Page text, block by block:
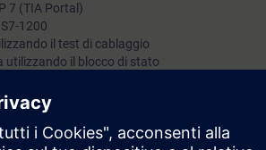
7 (TIA Portal)
1200
il test di cablaggio
utilizzando il blocco di stato
SIMATIC S7-1200
di automazione.